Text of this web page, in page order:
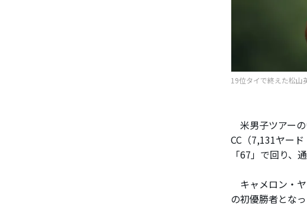
19位タイで終えた松山
米男子ツアー
CC（7,131ヤー
「67」で回り、
キャメロン・
の初優勝者となっ